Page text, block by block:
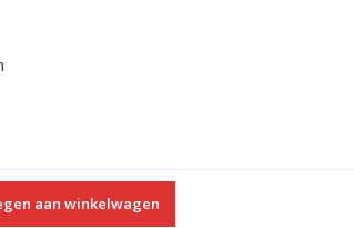
aan winkelwagen